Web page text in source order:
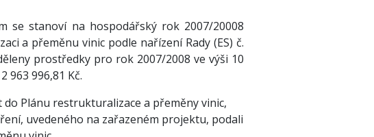
se stanoví na hospodářský rok 2007/20008
a přeměnu vinic podle nařízení Rady (ES) č.
prostředky pro rok 2007/2008 ve výši 10
963 996,81 Kč.
Plánu restrukturalizace a přeměny vinic,
uvedeného na zařazeném projektu, podali